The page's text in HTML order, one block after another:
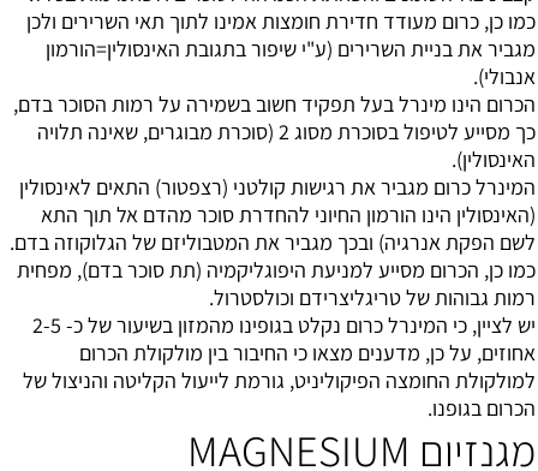
כמו כן, כרום מעודד חדירת חומצות אמינו לתוך תאי השרירים ולכן
מגביר את בניית השרירים (ע"י שיפור בתגובת האינסולין=הורמון
אנבולי).
הכרום הינו מינרל בעל תפקיד חשוב בשמירה על רמות הסוכר בדם,
כך מסייע לטיפול בסוכרת מסוג 2 (סוכרת מבוגרים, שאינה תלויה
האינסולין).
המינרל כרום מגביר את רגישות קולטני (רצפטור) התאים לאינסולין
(האינסולין הינו הורמון החיוני להחדרת סוכר מהדם אל תוך התא
לשם הפקת אנרגיה) ובכך מגביר את המטבוליזם של הגלוקוזה בדם.
כמו כן, הכרום מסייע למניעת היפוגליקמיה (תת סוכר בדם), מפחית
רמות גבוהות של טריגליצרידם וכולסטרול.
יש לציין, כי המינרל כרום נקלט בגופינו מהמזון בשיעור של כ- 2-5
אחוזים, על כן, מדענים מצאו כי החיבור בין מולקולת הכרום
למולקולת החומצה הפיקוליניט, גורמת לייעול הקליטה והניצול של
הכרום בגופנו.
מגנזיום MAGNESIUM